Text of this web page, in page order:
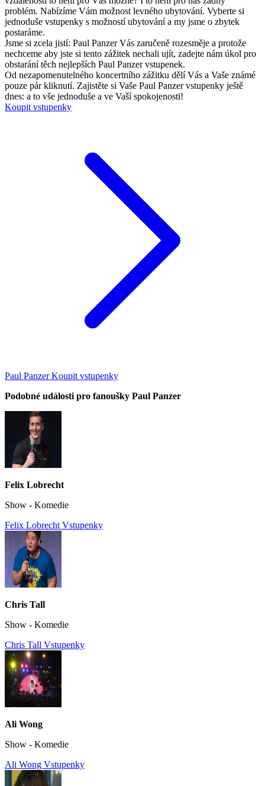
problém. Nabízíme Vám možnost levného ubytování. Vyberte si
jednoduše vstupenky s možností ubytování a my jsme o zbytek
postaráme.
Jsme si zcela jistí: Paul Panzer Vás zaručeně rozesměje a protože
nechceme aby jste si tento zážitek nechali ujít, zadejte nám úkol pro
obstarání těch nejlepších Paul Panzer vstupenek.
Od nezapomenutelného koncertního zážitku dělí Vás a Vaše známé
pouze pár kliknutí. Zajistěte si Vaše Paul Panzer vstupenky ještě
dnes: a to vše jednoduše a ve Vaší spokojenosti!
Koupit vstupenky
Paul Panzer Koupit vstupenky
Podobné události pro fanoušky Paul Panzer
Felix Lobrecht
Show - Komedie
Felix Lobrecht Vstupenky
Chris Tall
Show - Komedie
Chris Tall Vstupenky
Ali Wong
Show - Komedie
Ali Wong Vstupenky